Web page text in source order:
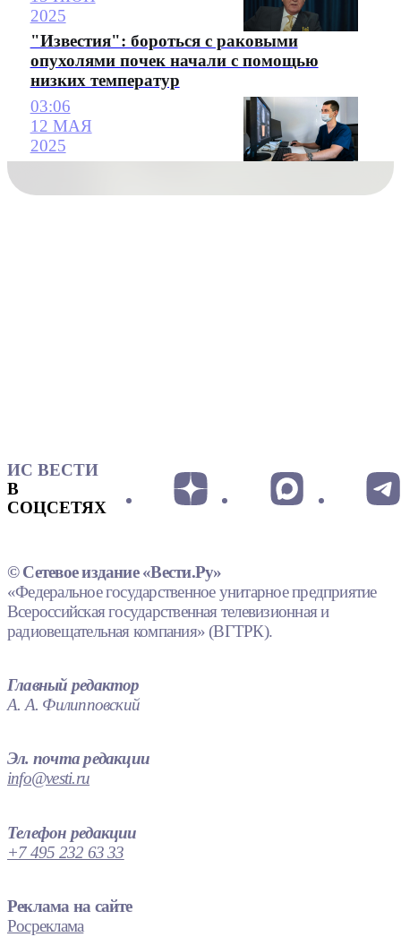
2025
"Известия": бороться с раковыми
опухолями почек начали с помощью
низких температур
03:06
12 МАЯ
2025
ИС ВЕСТИ
В
СОЦСЕТЯХ
© Сетевое издание «Вести.Ру»
«Федеральное государственное унитарное предприятие
Всероссийская государственная телевизионная и
радиовещательная компания» (ВГТРК).
Главный редактор
А. А. Филипповский
Эл. почта редакции
info@vesti.ru
Телефон редакции
+7 495 232 63 33
Реклама на сайте
Росреклама